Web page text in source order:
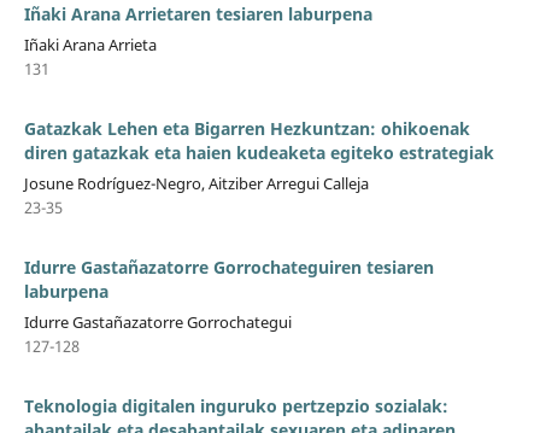
Iñaki Arana Arrietaren tesiaren laburpena
Iñaki Arana Arrieta
131
Gatazkak Lehen eta Bigarren Hezkuntzan: ohikoenak
diren gatazkak eta haien kudeaketa egiteko estrategiak
Josune Rodríguez-Negro, Aitziber Arregui Calleja
23-35
Idurre Gastañazatorre Gorrochateguiren tesiaren
laburpena
Idurre Gastañazatorre Gorrochategui
127-128
Teknologia digitalen inguruko pertzepzio sozialak: